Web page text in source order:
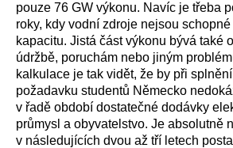
pouze 76 GW výkonu. Navíc je třeba
roky, kdy vodní zdroje nejsou
kapacitu. Jistá část výkonu bývá také
údržbě, poruchám nebo jiným
kalkulace je tak vidět, že by při
požadavku studentů Německo
v řadě období dostatečné dodávky
průmysl a obyvatelstvo. Je absolutně
v následujících dvou až tří letech